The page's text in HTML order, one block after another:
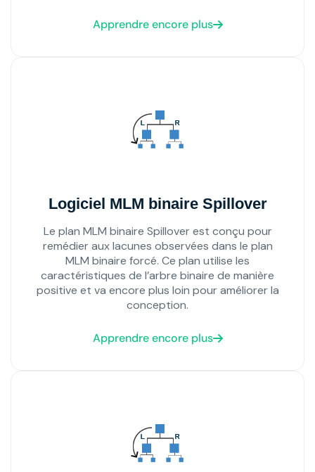
Apprendre encore plus
Logiciel MLM binaire Spillover
Le plan MLM binaire Spillover est conçu pour
remédier aux lacunes observées dans le plan
MLM binaire forcé. Ce plan utilise les
caractéristiques de l’arbre binaire de manière
positive et va encore plus loin pour améliorer la
conception.
Apprendre encore plus